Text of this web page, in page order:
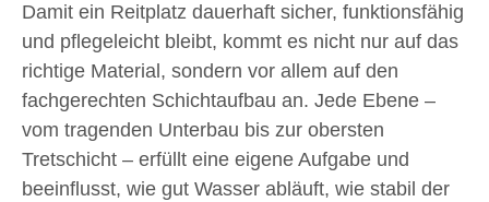
Damit ein Reitplatz dauerhaft sicher, funktionsfähig
und pflegeleicht bleibt, kommt es nicht nur auf das
richtige Material, sondern vor allem auf den
fachgerechten Schichtaufbau an. Jede Ebene –
vom tragenden Unterbau bis zur obersten
Tretschicht – erfüllt eine eigene Aufgabe und
beeinflusst, wie gut Wasser abläuft, wie stabil der